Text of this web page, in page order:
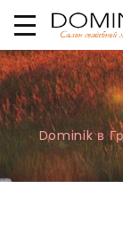
Dominik в